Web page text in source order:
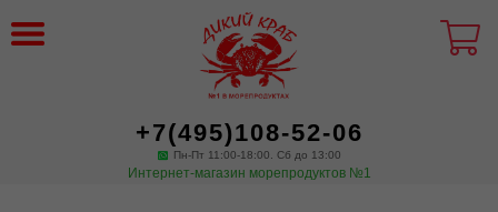
+7(495)108-52-06
Пн-Пт 11:00-18:00. Сб до 13:00
Интернет-магазин морепродуктов №1